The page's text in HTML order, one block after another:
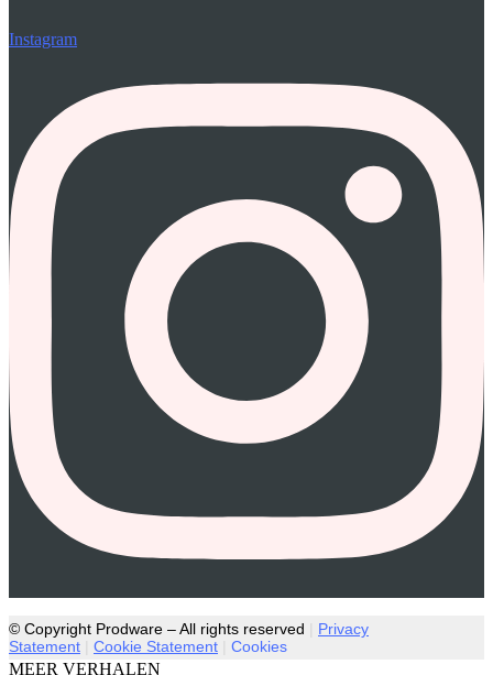
Instagram
© Copyright Prodware – All rights reserved
Privacy
Statement
Cookie Statement Cookies
MEER VERHALEN